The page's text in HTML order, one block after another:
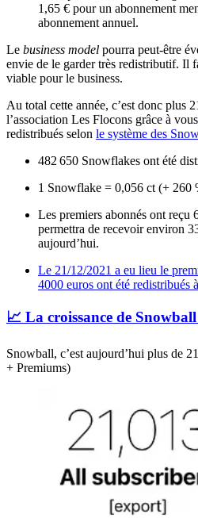
1,65 € pour un abonnement
abonnement annuel.
Le business model pourra peut-être
envie de le garder très redistributif. Il
viable pour le business.
Au total cette année, c’est donc plus
l’association Les Flocons grâce à
redistribués selon le système des
482 650 Snowflakes ont été
1 Snowflake = 0,056 ct (+ 260
Les premiers abonnés ont reçu
permettra de recevoir environ
aujourd’hui.
Le 21/12/2021 a eu lieu le
4000 euros ont été redistribués
📈 La croissance de
Snowball, c’est aujourd’hui plus de
+ Premiums)